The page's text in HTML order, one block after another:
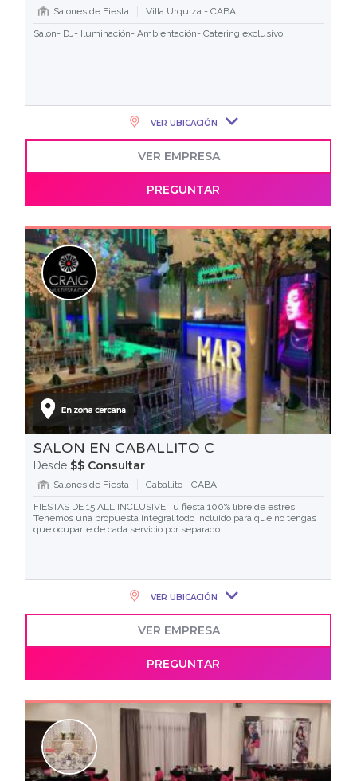
Salones de Fiesta
Villa Urquiza - CABA
Salón- DJ- Iluminación- Ambientación- Catering exclusivo
VER UBICACIÓN
VER EMPRESA
PREGUNTAR
SALON EN CABALLITO C
Desde $$ Consultar
Salones de Fiesta
Caballito - CABA
FIESTAS DE 15 ALL INCLUSIVE Tu fiesta 100% libre de estrés.
Tenemos una propuesta integral todo incluido para que no tengas
que ocuparte de cada servicio por separado.
VER UBICACIÓN
VER EMPRESA
PREGUNTAR